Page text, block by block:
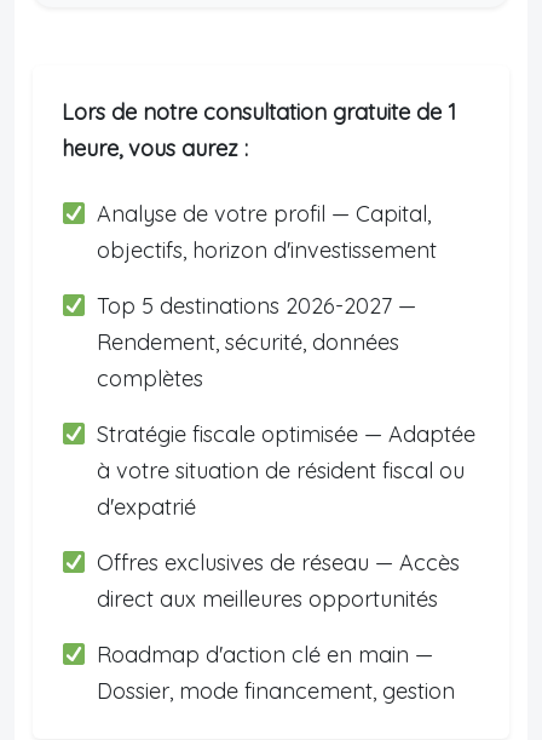
Lors de notre consultation gratuite de 1
heure, vous aurez :
Analyse de votre profil — Capital,
objectifs, horizon d'investissement
Top 5 destinations 2026-2027 —
Rendement, sécurité, données
complètes
Stratégie fiscale optimisée — Adaptée
à votre situation de résident fiscal ou
d'expatrié
Offres exclusives de réseau — Accès
direct aux meilleures opportunités
Roadmap d'action clé en main —
Dossier, mode financement, gestion